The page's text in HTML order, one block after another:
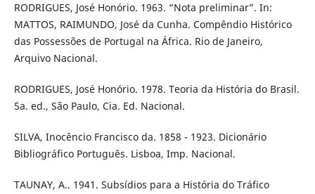
RODRIGUES, José Honório. 1963. “Nota preliminar”. In:
MATTOS, RAIMUNDO, José da Cunha. Compêndio Histórico
das Possessões de Portugal na África. Rio de Janeiro,
Arquivo Nacional.
RODRIGUES, José Honório. 1978. Teoria da História do Brasil.
5a. ed., São Paulo, Cia. Ed. Nacional.
SILVA, Inocêncio Francisco da. 1858 - 1923. Dicionário
Bibliográfico Português. Lisboa, Imp. Nacional.
TAUNAY, A.. 1941. Subsídios para a História do Tráfico